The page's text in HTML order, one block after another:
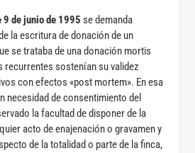
9 de junio de 1995 se demanda
la escritura de donación de un
se trataba de una donación mortis
recurrentes sostenían su validez
con efectos «post mortem». En esa
necesidad de consentimiento del
la facultad de disponer de la
acto de enajenación o gravamen y
de la totalidad o parte de la finca,